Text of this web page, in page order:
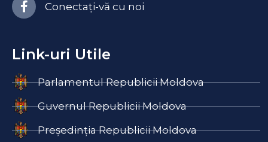
Conectați-vă cu noi
Link-uri Utile
Parlamentul Republicii Moldova
Guvernul Republicii Moldova
Președinția Republicii Moldova